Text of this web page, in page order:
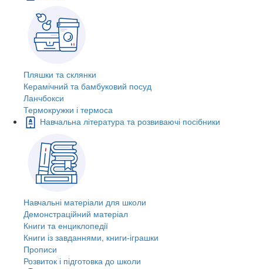
Пляшки та склянки
Керамічний та бамбуковий посуд
Ланчбокси
Термокружки і термоса
Навчальна література та розвиваючі посібники
Навчальні матеріали для школи
Демонстраційний матеріал
Книги та енциклопедії
Книги із завданнями, книги-іграшки
Прописи
Розвиток і підготовка до школи